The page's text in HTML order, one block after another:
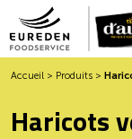
Accueil > Produits >
Haricots